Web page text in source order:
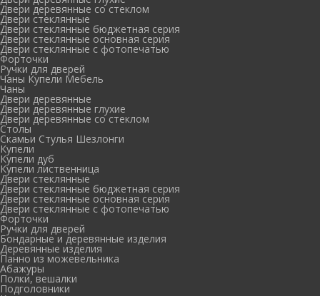
Двери деревянные со стеклом
Двери стеклянные
Двери стеклянные бюджетная серия
Двери стеклянные основная серия
Двери стеклянные с фотопечатью
Форточки
Ручки для дверей
Чаны Купели Мебель
Чаны
Двери деревянные
Двери деревянные глухие
Двери деревянные со стеклом
Столы
Скамьи Стулья Шезлонги
Купели
Купели дуб
Купели лиственница
Двери стеклянные
Двери стеклянные бюджетная серия
Двери стеклянные основная серия
Двери стеклянные с фотопечатью
Форточки
Ручки для дверей
Бондарные и деревянные изделия
Деревянные изделия
Панно из можевельника
Абажуры
Полки, вешалки
Подголовники